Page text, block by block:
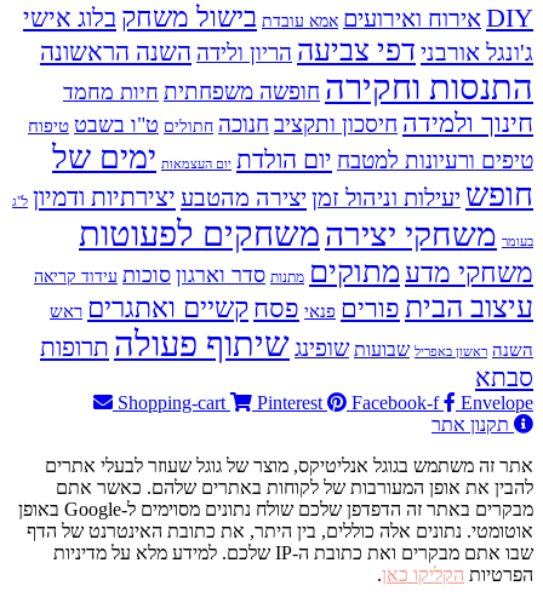
DIYאירוח ואירועים אמא עובדת בישול משחק בלוג אישי
ג'ונגל אורבני דפי צביעה הריון ולידה השנה הראשונה
התנסות וחקירה חופשה משפחתית חיות מחמד
חינוך ולמידה חיסכון ותקציב חנוכה חתולים ט"ו בשבט טיפוח
טיפים ורעיונות למטבח יום הולדת יום העצמאות ימים של
חופש יעילות וניהול זמן יצירה מהטבע יצירתיות ודמיון ל"ג
בעומר משחקי יצירהמשחקים לפעוטות
משחקי מדע מתוקים מתנות סדר וארגון סוכות עידוד קריאה
עיצוב הבית פורים פנאי פסח קשיים ואתגרים ראש
השנה ראשון באפריל שבועות שופינגשיתוף פעולה תרופות
סבתא
Shopping-cart Pinterest Facebook-f
Envelope
תקנון אתר
אתר זה משתמש בגוגל אנליטיקס, מוצר של גוגל שעוזר לבעלי אתרים
להבין את אופן המעורבות של לקוחות באתרים שלהם. כאשר אתם
מבקרים באתר זה הדפדפן שלכם שולח נתונים מסוימים ל-Google באופן
אוטומטי. נתונים אלה כוללים, בין היתר, את כתובת האינטרנט של הדף
שבו אתם מבקרים ואת כתובת ה-IP שלכם. למידע מלא על מדיניות
הפרטיות הקליקו כאן.